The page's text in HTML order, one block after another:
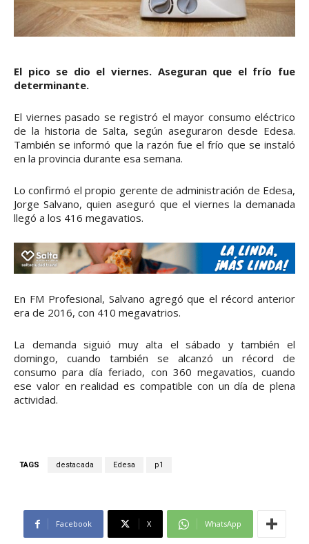
El pico se dio el viernes. Aseguran que el frío fue
determinante.
El viernes pasado se registró el mayor consumo eléctrico
de la historia de Salta, según aseguraron desde Edesa.
También se informó que la razón fue el frío que se instaló
en la provincia durante esa semana.
Lo confirmó el propio gerente de administración de Edesa,
Jorge Salvano, quien aseguró que el viernes la demanada
llegó a los 416 megavatios.
En FM Profesional, Salvano agregó que el récord anterior
era de 2016, con 410 megavatrios.
La demanda siguió muy alta el sábado y también el
domingo, cuando también se alcanzó un récord de
consumo para día feriado, con 360 megavatios, cuando
ese valor en realidad es compatible con un día de plena
actividad.
TAGS destacada Edesa p1
Facebook X WhatsApp